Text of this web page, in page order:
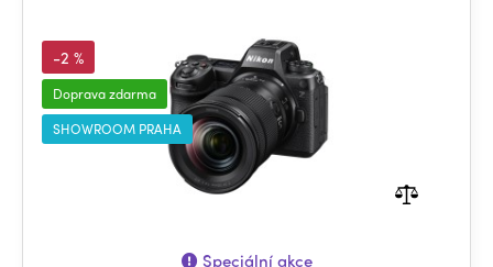
-2 %
Doprava zdarma
SHOWROOM PRAHA
Speciální akce